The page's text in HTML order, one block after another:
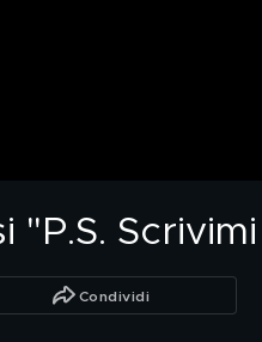
Condividi